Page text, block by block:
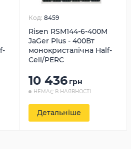
Код: 8459
Risen RSM144-6-400M
JaGer Plus - 400Вт
монокристалічна Half-
Cell/PERC
10 436 грн
НЕМАЄ В НАЯВНОСТІ
Детальніше